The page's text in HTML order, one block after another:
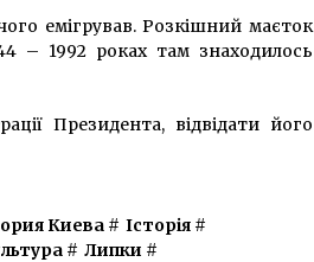
емігрував. Розкішний маєток
– 1992 роках там знаходилось
Президента, відвідати його
Киева # Історія #
# Липки #